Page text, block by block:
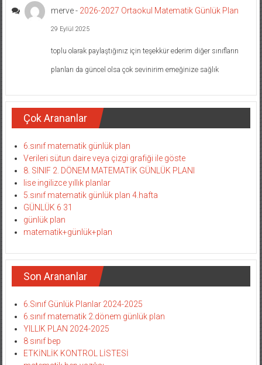
merve- 2026-2027 Ortaokul Matematik Günlük Plan
29 Eylül 2025
toplu olarak paylaştığınız için teşekkür ederim diğer sınıfların
planları da güncel olsa çok sevinirim emeğinize sağlık
Çok Arananlar
6.sınıf matematik günlük plan
Verileri sütun daire veya çizgi grafiği ile göste
8. SINIF 2. DÖNEM MATEMATİK GÜNLÜK PLANI
lise ingilizce yıllık planlar
5.sınıf matematik günlük plan 4.hafta
GÜNLÜK 6 31
günlük plan
matematik+günlük+plan
Son Arananlar
6.Sınıf Günlük Planlar 2024-2025
6.sınıf matematik 2.dönem günlük plan
YILLIK PLAN 2024-2025
8 sınıf bep
ETKİNLİK KONTROL LİSTESİ